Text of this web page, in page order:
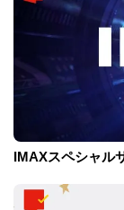
IMAXスペシャル